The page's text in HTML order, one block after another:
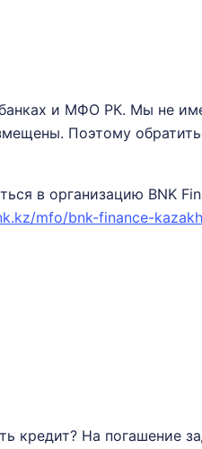
и МФО РК. Мы не
Поэтому
в организацию BNK
mfo/bnk-finance-
кредит? На погашение